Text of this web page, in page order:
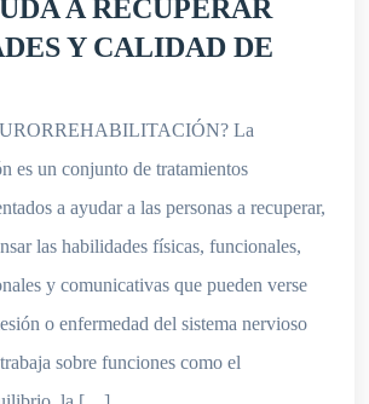
A RECUPERAR
Y CALIDAD DE
La
es un conjunto de tratamientos
a ayudar a las personas a recuperar,
las habilidades físicas, funcionales,
y comunicativas que pueden verse
o enfermedad del sistema nervioso
sobre funciones como el